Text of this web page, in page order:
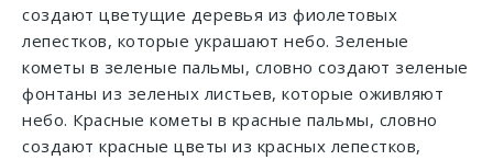
создают цветущие деревья из фиолетовых
лепестков, которые украшают небо. Зеленые
кометы в зеленые пальмы, словно создают зеленые
фонтаны из зеленых листьев, которые оживляют
небо. Красные кометы в красные пальмы, словно
создают красные цветы из красных лепестков,